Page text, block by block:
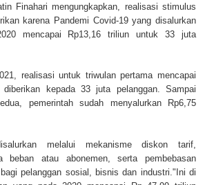
Finahari mengungkapkan, realisasi stimulus
karena Pandemi Covid-19 yang disalurkan
mencapai Rp13,16 triliun untuk 33 juta
realisasi untuk triwulan pertama mencapai
kepada 33 juta pelanggan. Sampai
pemerintah sudah menyalurkan Rp6,75
melalui mekanisme diskon tarif,
beban atau abonemen, serta pembebasan
pelanggan sosial, bisnis dan industri."Ini di